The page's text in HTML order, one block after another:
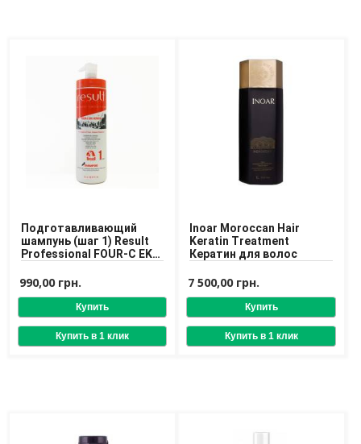
Возврат товара
Подготавливающий
шампунь (шаг 1) Result
Professional FOUR-C EKO
990,00 грн.
Inoar Moroccan Hair
Keratin Treatment
Кератин для волос
7 500,00 грн.